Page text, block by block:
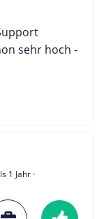
sehr hoch -
1 Jahr ·